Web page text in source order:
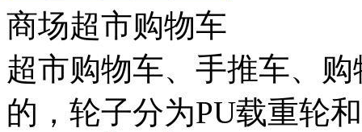
商场超市购物车
超市购物车、手推车、
的，轮子分为PU载重轮